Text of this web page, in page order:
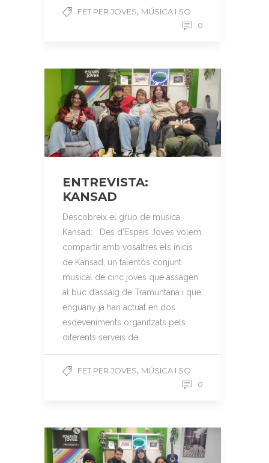
FET PER JOVES, MÚSICA I SO
0
ENTREVISTA:
KANSAD
Descobreix el grup de música
Kansad: Des d’Espais Joves volem
compartir amb vosaltres els inicis
de Kansad, un talentós conjunt
musical de cinc joves que assagen
al buc d’assaig de Tramuntana i que
enguany ja han actuat en dos
esdeveniments organitzats pels
diferents serveis de…
FET PER JOVES, MÚSICA I SO
0